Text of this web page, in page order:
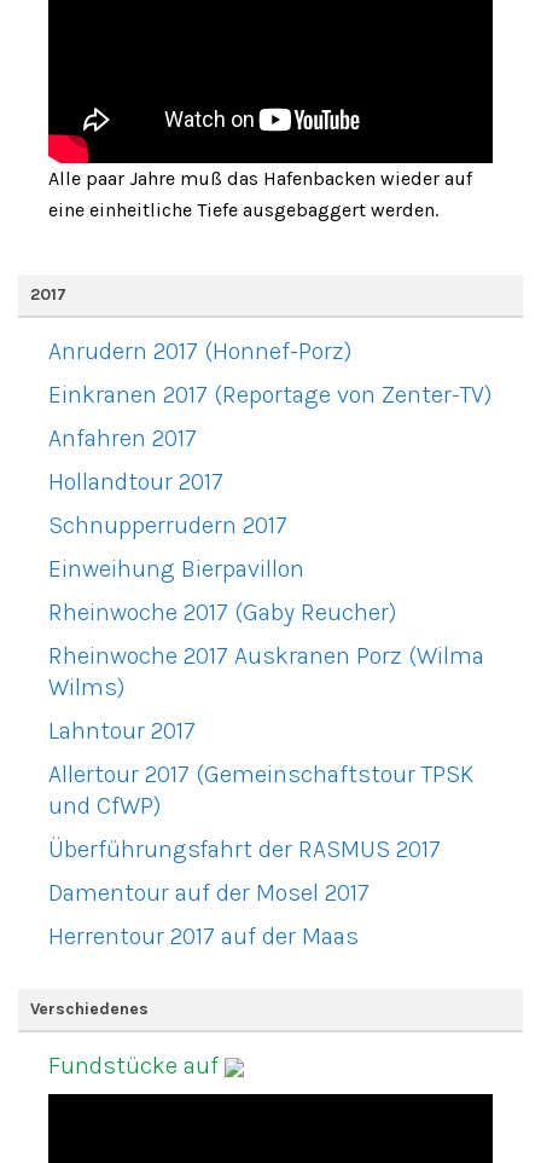
Alle paar Jahre muß das Hafenbacken wieder auf
eine einheitliche Tiefe ausgebaggert werden.
2017
Anrudern 2017 (Honnef-Porz)
Einkranen 2017 (Reportage von Zenter-TV)
Anfahren 2017
Hollandtour 2017
Schnupperrudern 2017
Einweihung Bierpavillon
Rheinwoche 2017 (Gaby Reucher)
Rheinwoche 2017 Auskranen Porz (Wilma
Wilms)
Lahntour 2017
Allertour 2017 (Gemeinschaftstour TPSK
und CfWP)
Überführungsfahrt der RASMUS 2017
Damentour auf der Mosel 2017
Herrentour 2017 auf der Maas
Verschiedenes
Fundstücke auf